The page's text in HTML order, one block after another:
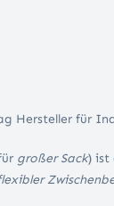
Hersteller für
großer Sack) ist